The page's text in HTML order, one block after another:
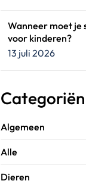
Wanneer moet je
voor kinderen?
13 juli 2026
Categoriën
Algemeen
Alle
Dieren